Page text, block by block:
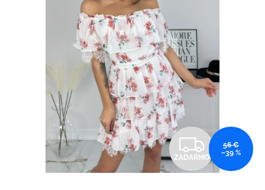
Z
A
ZADARMO
56 €
–39 %